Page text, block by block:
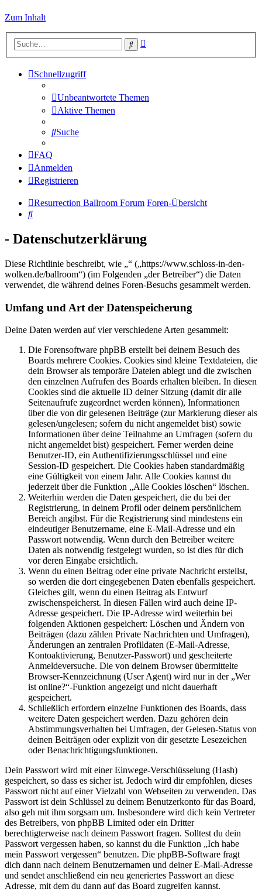
Zum Inhalt
Suche
Schnellzugriff
Unbeantwortete Themen
Aktive Themen
Suche
FAQ
Anmelden
Registrieren
Resurrection Ballroom Forum Foren-Übersicht
Suche
- Datenschutzerklärung
Diese Richtlinie beschreibt, wie „“ („https://www.schloss-in-den-
wolken.de/ballroom“) (im Folgenden „der Betreiber“) die Daten
verwendet, die während deines Foren-Besuchs gesammelt werden.
Umfang und Art der Datenspeicherung
Deine Daten werden auf vier verschiedene Arten gesammelt:
Die Forensoftware phpBB erstellt bei deinem Besuch des
Boards mehrere Cookies. Cookies sind kleine Textdateien, die
dein Browser als temporäre Dateien ablegt und die zwischen
den einzelnen Aufrufen des Boards erhalten bleiben. In diesen
Cookies sind die aktuelle ID deiner Sitzung (damit dir alle
Seitenaufrufe zugeordnet werden können), Informationen
über die von dir gelesenen Beiträge (zur Markierung dieser als
gelesen/ungelesen; sofern du nicht angemeldet bist) sowie
Informationen über deine Teilnahme an Umfragen (sofern du
nicht angemeldet bist) gespeichert. Ferner werden deine
Benutzer-ID, ein Authentifizierungsschlüssel und eine
Session-ID gespeichert. Die Cookies haben standardmäßig
eine Gültigkeit von einem Jahr. Alle Cookies kannst du
jederzeit über die Funktion „Alle Cookies löschen“ löschen.
Weiterhin werden die Daten gespeichert, die du bei der
Registrierung, in deinem Profil oder deinem persönlichem
Bereich angibst. Für die Registrierung sind mindestens ein
eindeutiger Benutzername, eine E-Mail-Adresse und ein
Passwort notwendig. Wenn durch den Betreiber weitere
Daten als notwendig festgelegt wurden, so ist dies für dich
vor deren Eingabe ersichtlich.
Wenn du einen Beitrag oder eine private Nachricht erstellst,
so werden die dort eingegebenen Daten ebenfalls gespeichert.
Gleiches gilt, wenn du einen Beitrag als Entwurf
zwischenspeicherst. In diesen Fällen wird auch deine IP-
Adresse gespeichert. Die IP-Adresse wird weiterhin bei
folgenden Aktionen gespeichert: Löschen und Ändern von
Beiträgen (dazu zählen Private Nachrichten und Umfragen),
Änderungen an zentralen Profildaten (E-Mail-Adresse,
Kontoaktivierung, Benutzer-Passwort) und gescheiterte
Anmeldeversuche. Die von deinem Browser übermittelte
Browser-Kennzeichnung (User Agent) wird nur in der „Wer
ist online?“-Funktion angezeigt und nicht dauerhaft
gespeichert.
Schließlich erfordern einzelne Funktionen des Boards, dass
weitere Daten gespeichert werden. Dazu gehören dein
Abstimmungsverhalten bei Umfragen, der Gelesen-Status von
deinen Beiträgen oder explizit von dir gesetzte Lesezeichen
oder Benachrichtigungsfunktionen.
Dein Passwort wird mit einer Einwege-Verschlüsselung (Hash)
gespeichert, so dass es sicher ist. Jedoch wird dir empfohlen, dieses
Passwort nicht auf einer Vielzahl von Webseiten zu verwenden. Das
Passwort ist dein Schlüssel zu deinem Benutzerkonto für das Board,
also geh mit ihm sorgsam um. Insbesondere wird dich kein Vertreter
des Betreibers, von phpBB Limited oder ein Dritter
berechtigterweise nach deinem Passwort fragen. Solltest du dein
Passwort vergessen haben, so kannst du die Funktion „Ich habe
mein Passwort vergessen“ benutzen. Die phpBB-Software fragt
dich dann nach deinem Benutzernamen und deiner E-Mail-Adresse
und sendet anschließend ein neu generiertes Passwort an diese
Adresse, mit dem du dann auf das Board zugreifen kannst.